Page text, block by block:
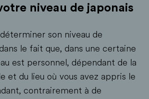
niveau de japonais
son niveau de
le fait que, dans une certaine
est personnel, dépendant de la
et du lieu où vous avez appris le
contrairement à de